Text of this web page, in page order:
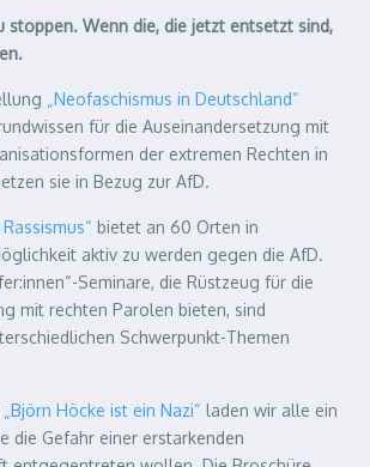
stoppen. Wenn die, die jetzt entsetzt sind,
„Neofaschismus in Deutschland“
für die Auseinandersetzung mit
der extremen Rechten in
sie in Bezug zur AfD.
bietet an 60 Orten in
aktiv zu werden gegen die AfD.
Seminare, die Rüstzeug für die
mit rechten Parolen bieten, sind
Schwerpunkt-Themen
„Björn Höcke ist ein Nazi“ laden wir alle ein
die Gefahr einer erstarkenden